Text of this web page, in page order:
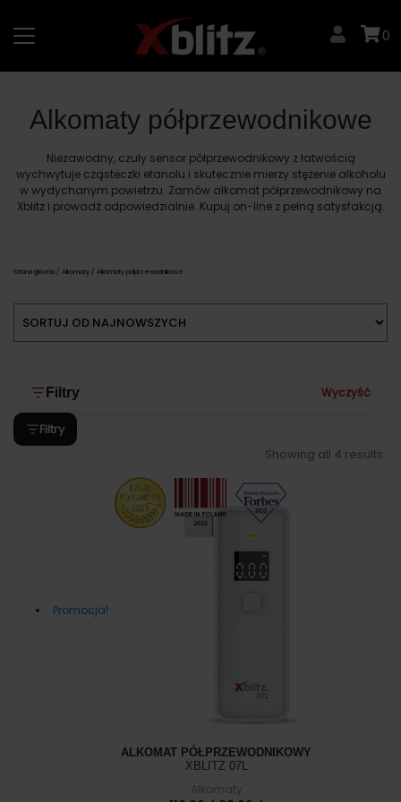
content
0
Alkomaty półprzewodnikowe
Niezawodny, czuły sensor półprzewodnikowy z łatwością
wychwytuje cząsteczki etanolu i skutecznie mierzy stężenie alkoholu
w wydychanym powietrzu. Zamów alkomat półprzewodnikowy na
Xblitz i prowadź odpowiedzialnie. Kupuj on-line z pełną satysfakcją.
Strona główna / Alkomaty / Alkomaty półprzewodnikowe
Filtry Wyczyść
Filtry
Showing all 4 results
Promocja!
ALKOMAT PÓŁPRZEWODNIKOWY
XBLITZ 07L
Alkomaty